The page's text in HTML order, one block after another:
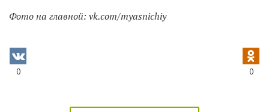
Фото на главной: vk.com/myasnichiy
0 0